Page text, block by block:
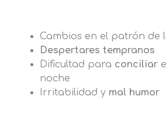
Cambios en el patrón de
Despertares tempranos
Dificultad para conciliar
noche
Irritabilidad y mal humor